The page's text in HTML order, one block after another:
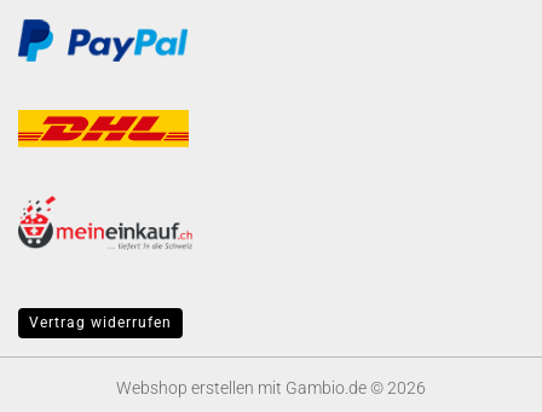
Vertrag widerrufen
Webshop erstellen mit Gambio.de © 2026